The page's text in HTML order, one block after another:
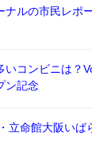
ナルの市民レポ
いコンビニは？
ン記念
立命館大阪いば